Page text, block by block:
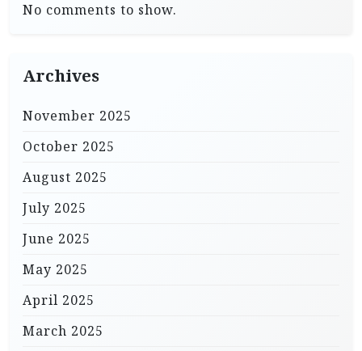
No comments to show.
Archives
November 2025
October 2025
August 2025
July 2025
June 2025
May 2025
April 2025
March 2025